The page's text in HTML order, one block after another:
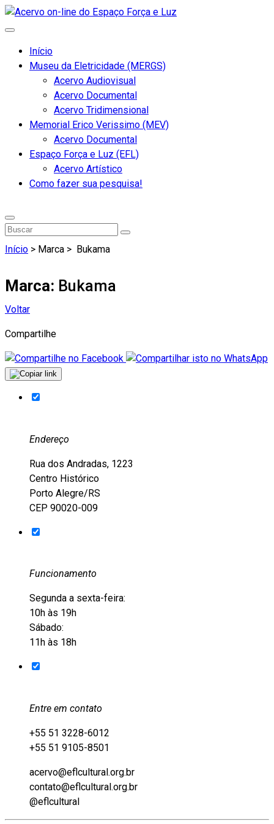
Início
Museu da Eletricidade (MERGS)
Acervo Audiovisual
Acervo Documental
Acervo Tridimensional
Memorial Erico Verissimo (MEV)
Acervo Documental
Espaço Força e Luz (EFL)
Acervo Artístico
Como fazer sua pesquisa!
Início > Marca > Bukama
Marca: Bukama
Voltar
Compartilhe
Endereço
Rua dos Andradas, 1223
Centro Histórico
Porto Alegre/RS
CEP 90020-009
Funcionamento
Segunda a sexta-feira:
10h às 19h
Sábado:
11h às 18h
Entre em contato
+55 51 3228-6012
+55 51 9105-8501
acervo@eflcultural.org.br
contato@eflcultural.org.br
@eflcultural